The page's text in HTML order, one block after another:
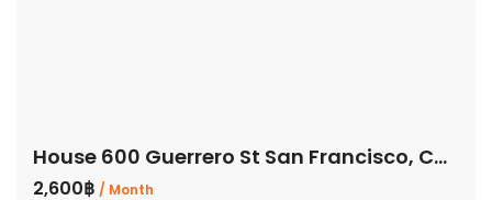
House 600 Guerrero St San Francisco, CA 94110
2,600฿ / Month